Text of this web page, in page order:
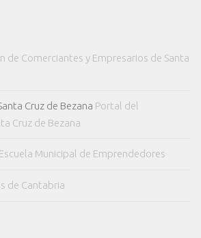
de Comerciantes y Empresarios de Santa
Cruz de Bezana Portal del
Cruz de Bezana
Escuela Municipal de Emprendedores
de Cantabria